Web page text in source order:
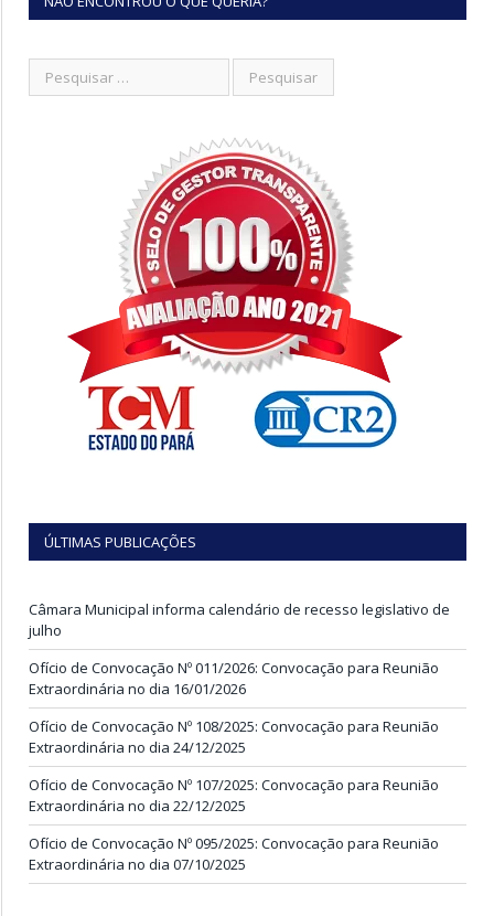
ÚLTIMAS PUBLICAÇÕES
Câmara Municipal informa calendário de recesso legislativo de
julho
Ofício de Convocação Nº 011/2026: Convocação para Reunião
Extraordinária no dia 16/01/2026
Ofício de Convocação Nº 108/2025: Convocação para Reunião
Extraordinária no dia 24/12/2025
Ofício de Convocação Nº 107/2025: Convocação para Reunião
Extraordinária no dia 22/12/2025
Ofício de Convocação Nº 095/2025: Convocação para Reunião
Extraordinária no dia 07/10/2025